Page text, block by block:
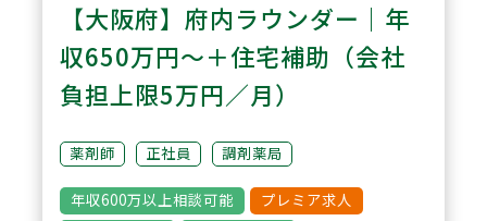
【大阪府】府内ラウンダー｜年
収650万円～＋住宅補助（会社
負担上限5万円／月）
薬剤師 正社員 調剤薬局
年収600万以上相談可能
プレミア求人